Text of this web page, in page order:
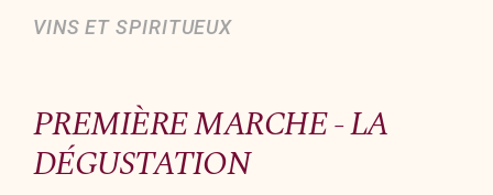
VINS ET SPIRITUEUX
PREMIÈRE MARCHE - LA
DÉGUSTATION